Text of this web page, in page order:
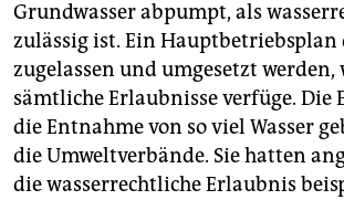
Grundwasser abpumpt, als
zulässig ist. Ein
zugelassen und umgesetzt werden,
sämtliche Erlaubnisse verfüge. Die
die Entnahme von so viel Wasser
die Umweltverbände. Sie hatten
die wasserrechtliche Erlaubnis